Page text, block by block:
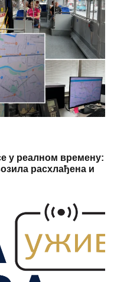
у реалном времену:
расхлађена и